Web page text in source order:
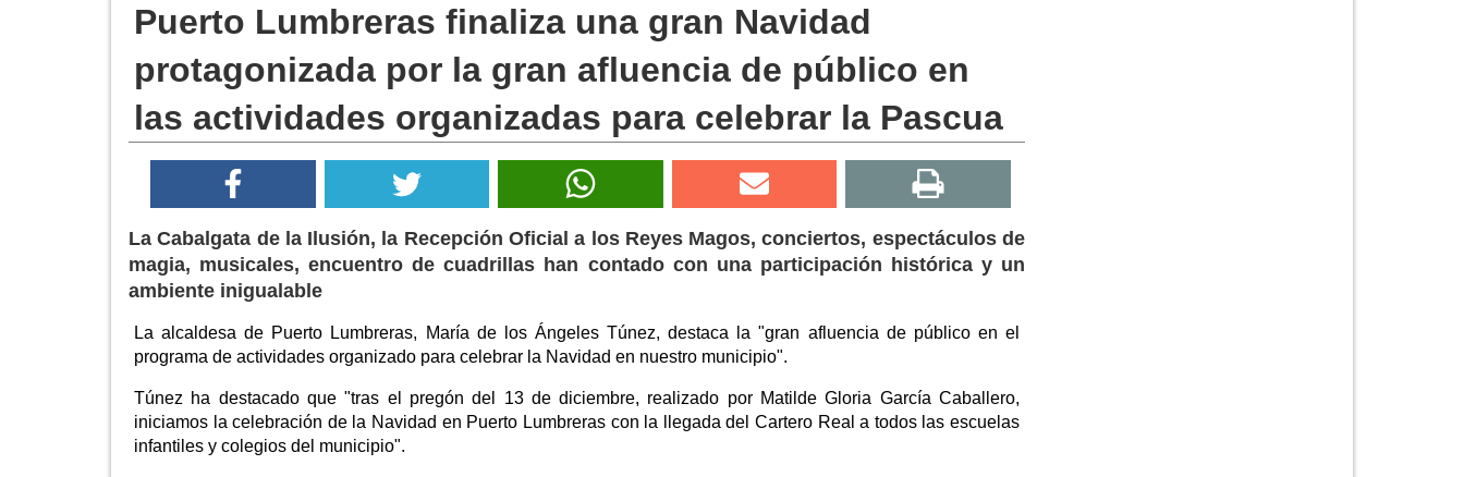
Puerto Lumbreras finaliza una gran Navidad
protagonizada por la gran afluencia de público en
las actividades organizadas para celebrar la Pascua
La Cabalgata de la Ilusión, la Recepción Oficial a los Reyes Magos, conciertos, espectáculos de
magia, musicales, encuentro de cuadrillas han contado con una participación histórica y un
ambiente inigualable
La alcaldesa de Puerto Lumbreras, María de los Ángeles Túnez, destaca la "gran afluencia de público en el
programa de actividades organizado para celebrar la Navidad en nuestro municipio".
Túnez ha destacado que "tras el pregón del 13 de diciembre, realizado por Matilde Gloria García Caballero,
iniciamos la celebración de la Navidad en Puerto Lumbreras con la llegada del Cartero Real a todos las escuelas
infantiles y colegios del municipio".